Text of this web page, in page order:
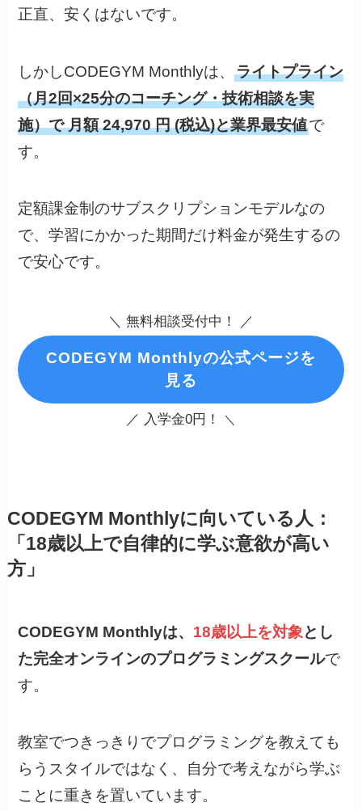
正直、安くはないです。
しかしCODEGYM Monthlyは、ライトプライン
（月2回×25分のコーチング・技術相談を実
施）で 月額 24,970 円 (税込)と業界最安値で
す。
定額課金制のサブスクリプションモデルなの
で、学習にかかった期間だけ料金が発生するの
で安心です。
＼ 無料相談受付中！ ／
CODEGYM Monthlyの公式ページを
見る
／ 入学金0円！ ＼
CODEGYM Monthlyに向いている人：
「 18歳以上で自律的に学ぶ意欲が高い
方」
CODEGYM Monthlyは、 18歳以上を対象 とし
た完全オンラインのプログラミングスクールで
す。
教室でつきっきりでプログラミングを教えても
らうスタイルではなく、自分で考えながら学ぶ
ことに重きを置いています。